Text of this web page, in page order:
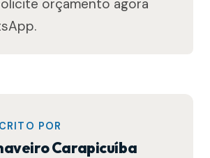
orçamento agora
POR
Carapicuíba